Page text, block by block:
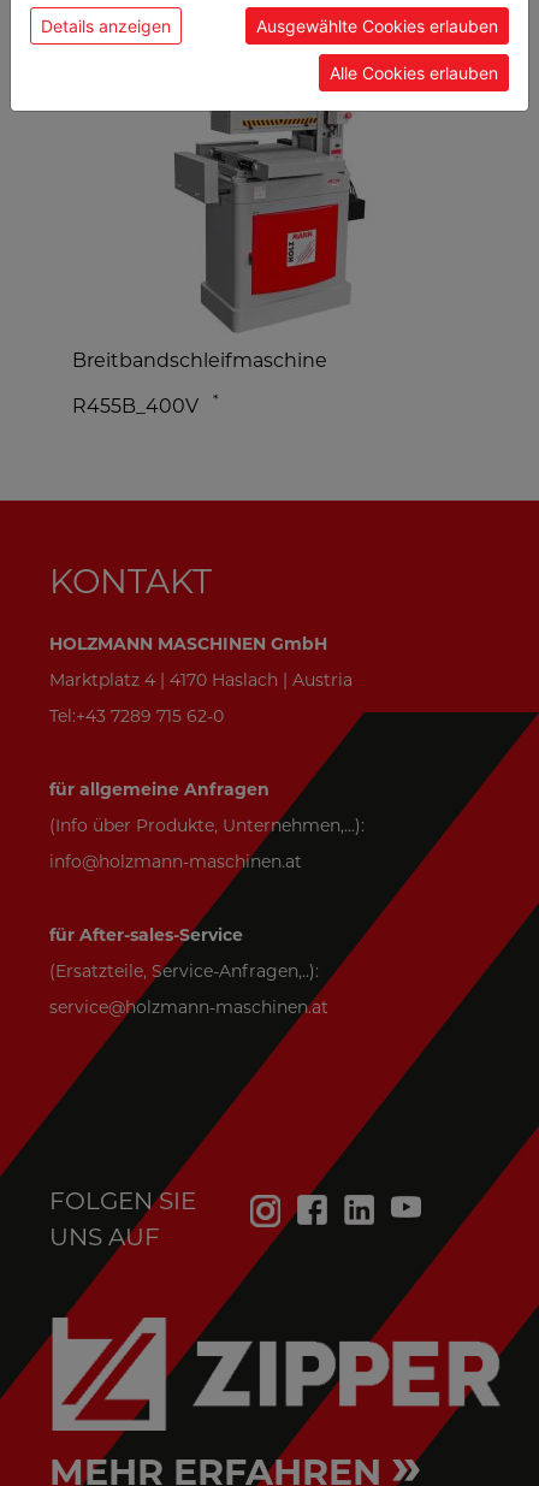
Breitbandschleifmaschine
R455B_400V *
KONTAKT
HOLZMANN MASCHINEN GmbH
Marktplatz 4 | 4170 Haslach | Austria
Tel:+43 7289 715 62-0
für allgemeine Anfragen
(Info über Produkte, Unternehmen,...):
info@holzmann-maschinen.at
für After-sales-Service
(Ersatzteile, Service-Anfragen,..):
service@holzmann-maschinen.at
FOLGEN SIE
UNS AUF
MEHR ERFAHREN »
Details anzeigen Ausgewählte Cookies erlauben
Alle Cookies erlauben